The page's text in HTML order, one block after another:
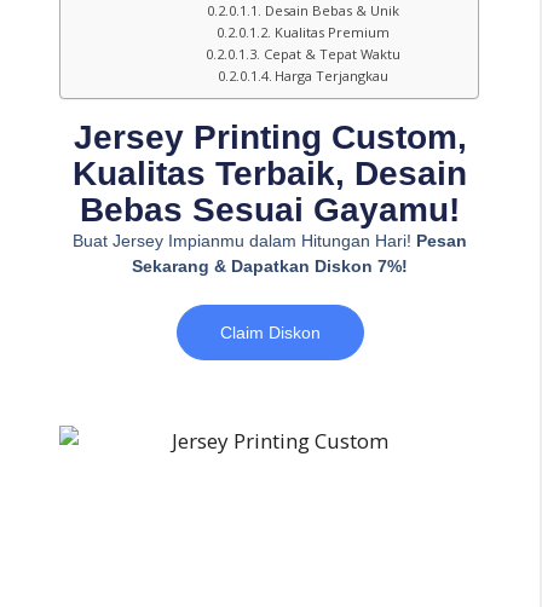
Desain Bebas & Unik
Kualitas Premium
Cepat & Tepat Waktu
Harga Terjangkau
Jersey Printing Custom,
Kualitas Terbaik, Desain
Bebas Sesuai Gayamu!
Buat Jersey Impianmu dalam Hitungan Hari! Pesan
Sekarang & Dapatkan Diskon 7%!
Claim Diskon